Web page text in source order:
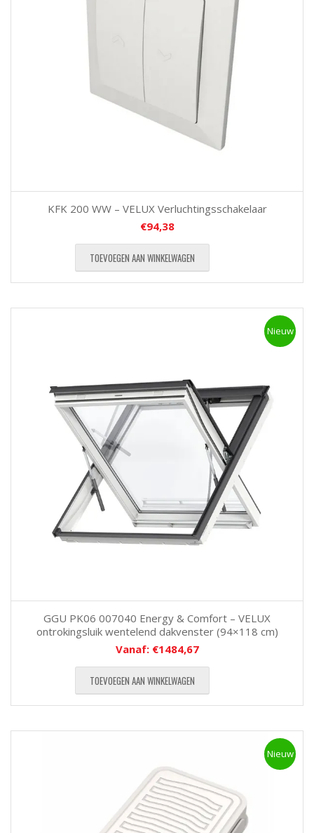
KFK 200 WW – VELUX Verluchtingsschakelaar
€94,38
TOEVOEGEN AAN WINKELWAGEN
Nieuw
GGU PK06 007040 Energy & Comfort – VELUX
ontrokingsluik wentelend dakvenster (94×118 cm)
Vanaf: €1484,67
TOEVOEGEN AAN WINKELWAGEN
Nieuw